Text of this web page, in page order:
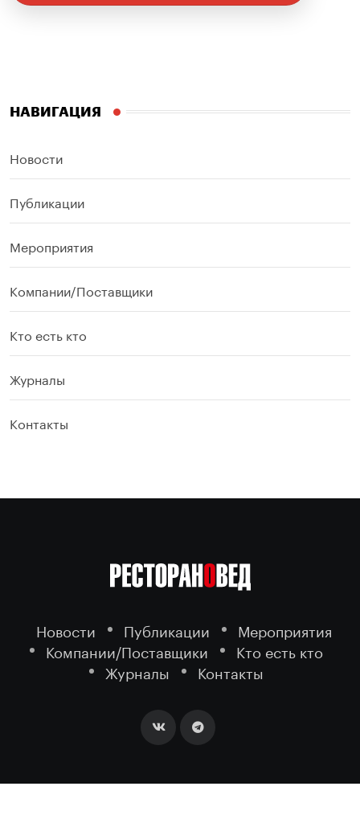
НАВИГАЦИЯ
Новости
Публикации
Мероприятия
Компании/Поставщики
Кто есть кто
Журналы
Контакты
Новости Публикации
Мероприятия
Компании/Поставщики
Кто есть кто
Журналы
Контакты